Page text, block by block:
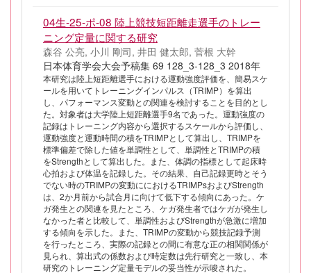
04生-25-ポ-08 陸上競技短距離走選手のトレー
ニング定量に関する研究
森谷 公亮, 小川 剛司, 井田 健太郎, 菅根 大幹
日本体育学会大会予稿集 69 128_3-128_3 2018年
本研究は陸上短距離選手における運動強度評価を、簡易スケ
ールを用いてトレーニングインパルス（TRIMP）を算出
し、パフォーマンス変動との関連を検討することを目的とし
た。対象者は大学陸上短距離選手9名であった。運動強度の
記録はトレーニング内容から選択するスケールから評価し、
運動強度と運動時間の積をTRIMPとして算出し、TRIMPを
標準偏差で除した値を単調性として、単調性とTRIMPの積
をStrengthとして算出した。また、体調の指標として起床時
心拍および体温を記録した。その結果、自己記録更時とそう
でない時のTRIMPの変動ににおけるTRIMPsおよびStrength
は、2か月前から試合月に向けて低下する傾向にあった。ケ
ガ発生との関連を見たところ、ケガ発生者ではケガが発生し
なかった者と比較して、単調性およびStrengthが急激に増加
する傾向を示した。また、TRIMPの変動から競技記録予測
を行ったところ、実際の記録との間に有意な正の相関関係が
見られ、算出式の係数および時定数は先行研究と一致し、本
研究のトレーニング定量モデルの妥当性が示唆された。